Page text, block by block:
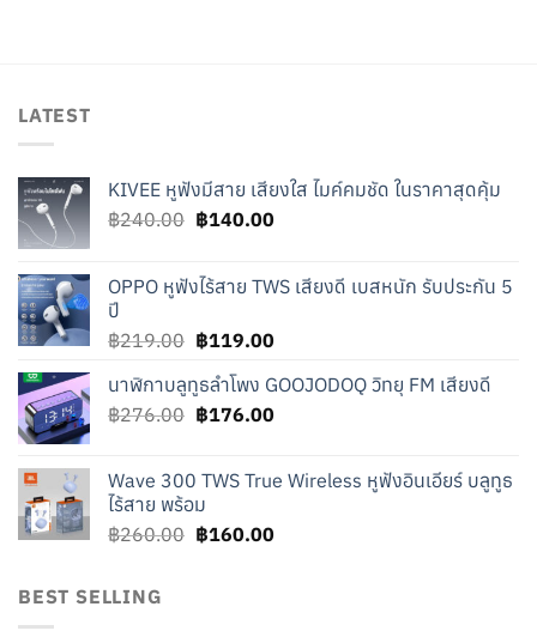
LATEST
KIVEE หูฟังมีสาย เสียงใส ไมค์คมชัด ในราคาสุดคุ้ม
฿240.00 Original
฿240.00.
฿140.00Current
฿140.00.
OPPO หูฟังไร้สาย TWS เสียงดี เบสหนัก รับประกัน 5
ปี
฿219.00 Original
was:
฿219.00.
฿119.00Current
is:
฿119.00.
นาฬิกาบลูทูธลำโพง GOOJODOQ วิทยุ FM เสียงดี
฿276.00 Original
฿276.00.
฿176.00Current
฿176.00.
Wave 300 TWS True Wireless หูฟังอินเอียร์ บลูทูธ
ไร้สาย พร้อม
฿260.00 Original
฿160.00Current
BEST SELLING